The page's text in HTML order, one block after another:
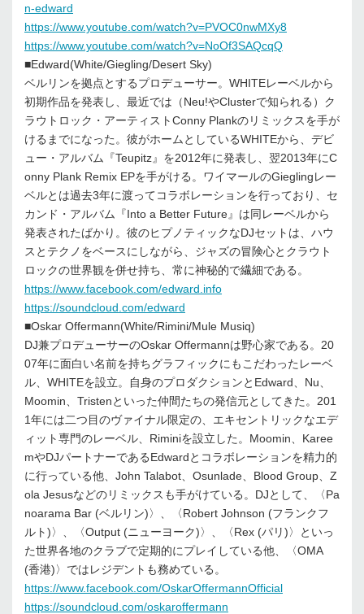
n-edward
https://www.youtube.com/watch?v=PVOC0nwMXy8
https://www.youtube.com/watch?v=NoOf3SAQcqQ
■Edward(White/Giegling/Desert Sky)
ベルリンを拠点とするプロデューサー。WHITEレーベルから
初期作品を発表し、最近では（Neu!やClusterで知られる）ク
ラウトロック・アーティストConny Plankのリミックスを手が
けるまでになった。彼がホームとしているWHITEから、デビ
ュー・アルバム『Teupitz』を2012年に発表し、翌2013年にC
onny Plank Remix EPを手がける。ワイマールのGieglingレー
ベルとは過去3年に渡ってコラボレーションを行っており、セ
カンド・アルバム『Into a Better Future』は同レーベルから
発表されたばかり。彼のヒプノティックなDJセットは、ハウ
スとテクノをベースにしながら、ジャズの冒険心とクラウト
ロックの世界観を併せ持ち、常に神秘的で繊細である。
https://www.facebook.com/edward.info
https://soundcloud.com/edward
■Oskar Offermann(White/Rimini/Mule Musiq)
DJ兼プロデューサーのOskar Offermannは野心家である。20
07年に面白い名前を持ちグラフィックにもこだわったレーベ
ル、WHITEを設立。自身のプロダクションとEdward、Nu、
Moomin、Tristenといった仲間たちの発信元としてきた。201
1年には二つ目のヴァイナル限定の、エキセントリックなエデ
ィット専門のレーベル、Riminiを設立した。Moomin、Karee
mやDJパートナーであるEdwardとコラボレーションを精力的
に行っている他、John Talabot、Osunlade、Blood Group、Z
ola Jesusなどのリミックスも手がけている。DJとして、〈Pa
noarama Bar (ベルリン)〉、〈Robert Johnson (フランクフ
ルト)〉、〈Output (ニューヨーク)〉、〈Rex (パリ)〉といっ
た世界各地のクラブで定期的にプレイしている他、〈OMA
(香港)〉ではレジデントも務めている。
https://www.facebook.com/OskarOffermannOfficial
https://soundcloud.com/oskaroffermann